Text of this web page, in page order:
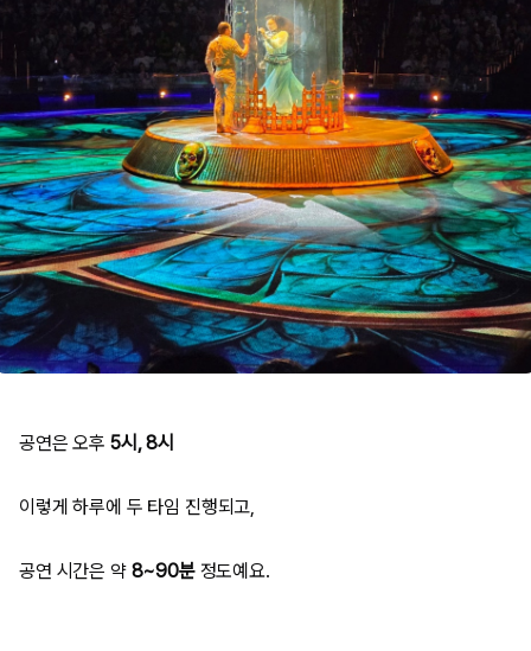
공연은 오후 5시, 8시
이렇게 하루에 두 타임 진행되고,
공연 시간은 약8~90분정도예요.